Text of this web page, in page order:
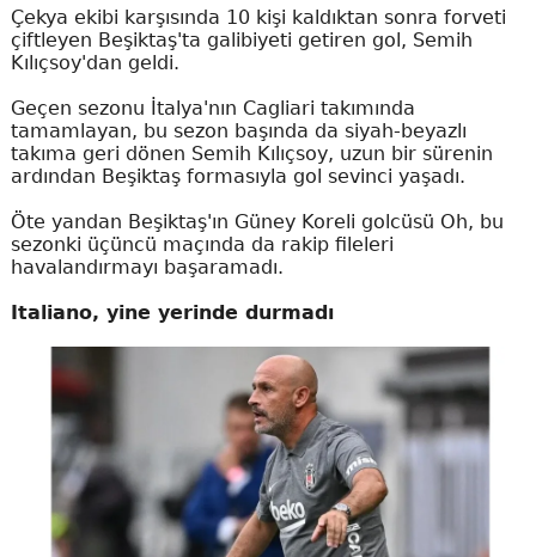
Çekya ekibi karşısında 10 kişi kaldıktan sonra forveti
çiftleyen Beşiktaş'ta galibiyeti getiren gol, Semih
Kılıçsoy'dan geldi.
Geçen sezonu İtalya'nın Cagliari takımında
tamamlayan, bu sezon başında da siyah-beyazlı
takıma geri dönen Semih Kılıçsoy, uzun bir sürenin
ardından Beşiktaş formasıyla gol sevinci yaşadı.
Öte yandan Beşiktaş'ın Güney Koreli golcüsü Oh, bu
sezonki üçüncü maçında da rakip fileleri
havalandırmayı başaramadı.
Italiano, yine yerinde durmadı